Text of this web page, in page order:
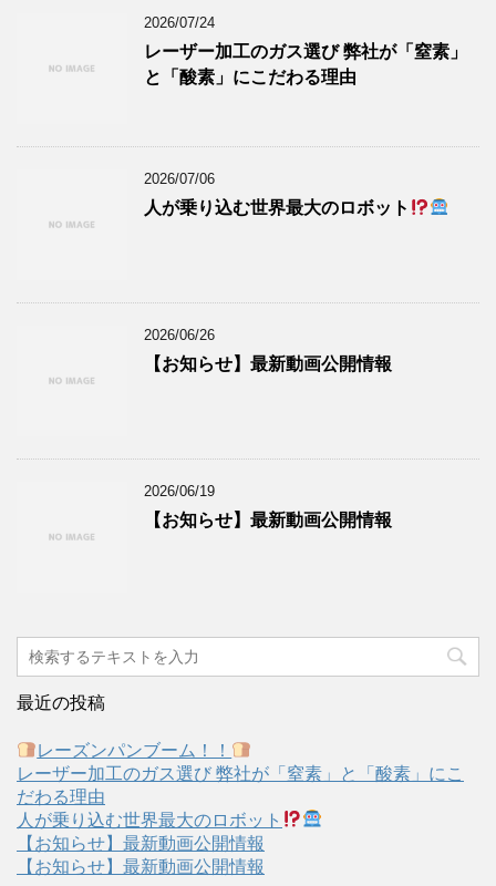
2026/07/24
レーザー加工のガス選び 弊社が「窒素」
と「酸素」にこだわる理由
2026/07/06
人が乗り込む世界最大のロボット
2026/06/26
【お知らせ】最新動画公開情報
2026/06/19
【お知らせ】最新動画公開情報
最近の投稿
レーズンパンブーム！！
レーザー加工のガス選び 弊社が「窒素」と「酸素」にこ
だわる理由
人が乗り込む世界最大のロボット
【お知らせ】最新動画公開情報
【お知らせ】最新動画公開情報